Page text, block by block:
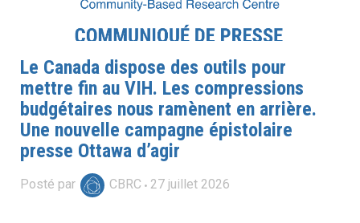
Le Canada dispose des outils pour
mettre fin au VIH. Les compressions
budgétaires nous ramènent en arrière.
Une nouvelle campagne épistolaire
presse Ottawa d’agir
Posté par CBRC 27 juillet 2026